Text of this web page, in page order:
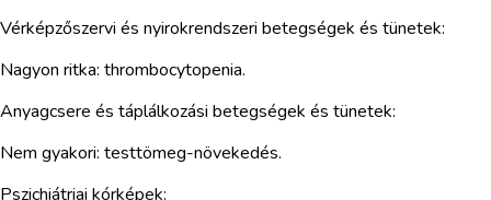
Vérképzőszervi és nyirokrendszeri betegségek és tünetek:
Nagyon ritka: thrombocytopenia.
Anyagcsere és táplálkozási betegségek és tünetek:
Nem gyakori: testtömeg-növekedés.
Pszichiátriai kórképek: